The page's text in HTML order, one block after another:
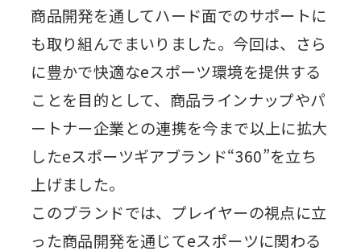
商品開発を通してハード面でのサポートに
も取り組んでまいりました。今回は、さら
に豊かで快適なeスポーツ環境を提供する
ことを目的として、商品ラインナップやパ
ートナー企業との連携を今まで以上に拡大
したeスポーツギアブランド“360”を立ち
上げました。
このブランドでは、プレイヤーの視点に立
った商品開発を通じてeスポーツに関わる